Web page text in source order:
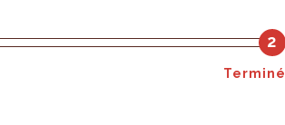
2
Terminé